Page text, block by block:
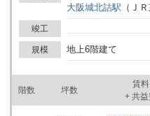
大阪城北詰駅 （ Ｊ
竣工
規模 地上6階建て
階数 坪数
賃料
+ 共